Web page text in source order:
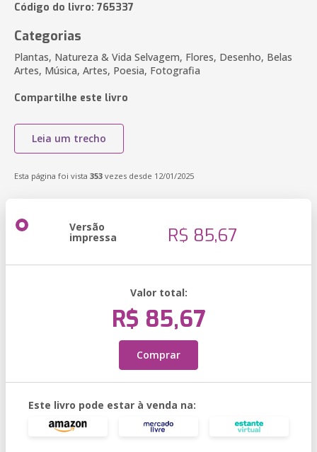
Código do livro: 765337
Categorias
Plantas, Natureza & Vida Selvagem, Flores, Desenho, Belas
Artes, Música, Artes, Poesia, Fotografia
Compartilhe este livro
Leia um trecho
Esta página foi vista 353 vezes desde 12/01/2025
Versão
impressa R$ 85,67
Valor total:
R$ 85,67
Comprar
Este livro pode estar à venda na: